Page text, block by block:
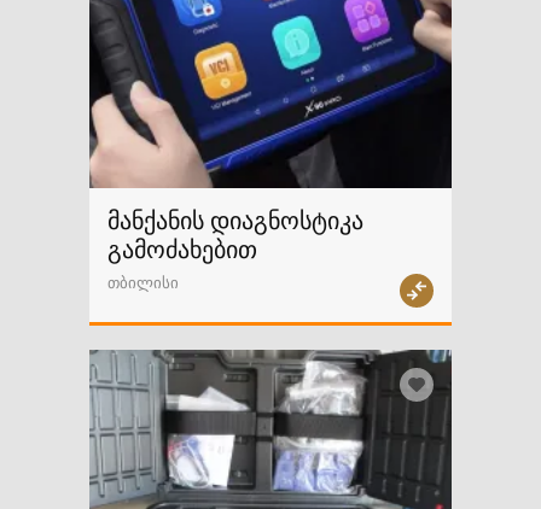
მანქანის დიაგნოსტიკა
გამოძახებით
თბილისი